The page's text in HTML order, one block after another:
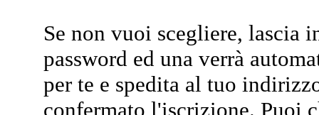
Se non vuoi scegliere, lascia
password ed una verrà
per te e spedita al tuo
confermato l'iscrizione. Puoi